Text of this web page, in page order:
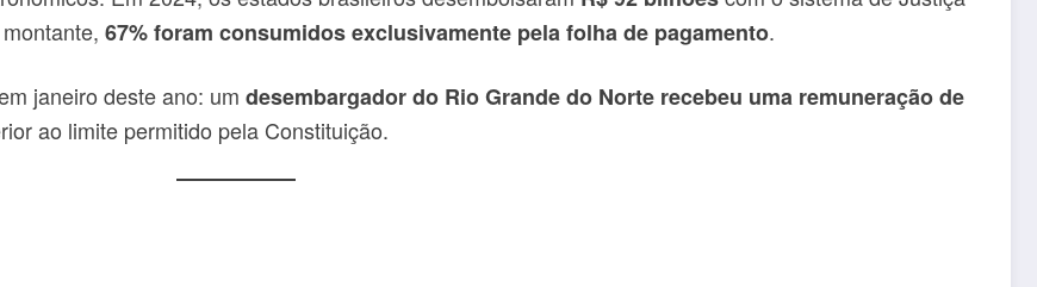
67% foram consumidos exclusivamente pela folha de pagamento.
janeiro deste ano: um desembargador do Rio Grande do Norte recebeu uma remuneração de
ao limite permitido pela Constituição.